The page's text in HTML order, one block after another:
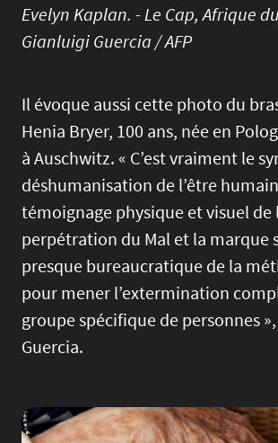
Evelyn Kaplan. - Le Cap, Afrique
Gianluigi Guercia / AFP
Il évoque aussi cette photo du
Henia Bryer, 100 ans, née en
à Auschwitz. « C’est vraiment le
déshumanisation de l’être
témoignage physique et visuel de
perpétration du Mal et la marque
presque bureaucratique de la
pour mener l’extermination
groupe spécifique de personnes
Guercia.
Image